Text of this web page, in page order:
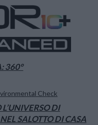
360°
DI
SALOTTO DI CASA